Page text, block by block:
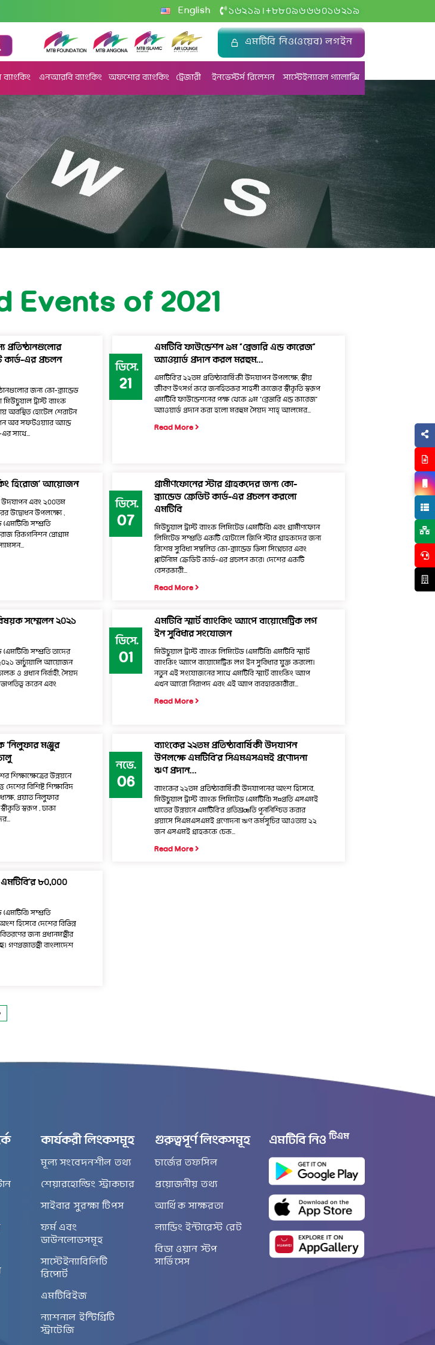
English ১৬২১৯ +৮৮০৯৬৬৬০১৬২১৯
এমটিবি নিও(ওয়েব) লগইন
এনআরবি ব্যাংকিং অফশোর ব্যাংকিং ট্রেজারী ইনভেস্টর্স রিলেশন সাস্টেইন্যাবল গ্যালাক্সি
Events of 2021
প্রতিষ্ঠানগুলোর
কার্ড-এর প্রচলন
জন্য কো-ব্র্যান্ডেড
ট্রাস্ট ব্যাংক
অবস্থিত হোটেল শেরাটন
অব সফটওয়্যার অ্যান্ড
সাথে...
ডিসে.
21
এমটিবি ফাউন্ডেশন ৯ম “ব্রেভারি এন্ড কারেজ”
অ্যাওয়ার্ড প্রদান করল মরহুম...
এমটিবি’র ২২তম প্রতিষ্ঠাবার্ষিকী উদযাপন উপলক্ষে, স্বীয়
জীবণ উৎসর্গ করে জনহিতকর সাহসী কাজের স্বীকৃতি স্বরূপ
এমটিবি ফাউন্ডেশনের পক্ষ থেকে ৯ম “ব্রেভারি এন্ড কারেজ”
অ্যাওয়ার্ড প্রদান করা হলো মরহুম সৈয়দ শাহ্ আলমের...
Read More
হিরোজ’ আয়োজন
উদযাপন এবং ২০০তম
উদ্বোধন উপলক্ষ্যে ,
(এমটিবি) সম্প্রতি
রিকগনিশন প্রোগ্রাম
ডিসে.
07
গ্রামীণফোনের স্টার গ্রাহকদের জন্য কো-
ব্র্যান্ডেড ক্রেডিট কার্ড-এর প্রচলন করলো
এমটিবি
মিউচুয়াল ট্রাস্ট ব্যাংক লিমিটেড (এমটিবি) এবং গ্রামীণফোন
লিমিটেড সম্প্রতি একটি হােটলেে জিপি স্টার গ্রাহকদের জন্য
বিশেষ সুবিধা সম্বলিত কো-ব্র্যান্ডেড ভিসা সিগ্নেচার এবং
প্লাটনিাম ক্রেডিট কার্ড-এর প্রচলন করে। দেশের একটি
বেসরকারী...
Read More
সম্মেলন ২০২১
(এমটিবি) সম্প্রতি তাদের
ভার্চ্যুয়ালি আয়োজন
ও প্রধান নির্বাহী, সৈয়দ
করেন এবং
ডিসে.
01
এমটিবি স্মার্ট ব্যাংকিং অ্যাপে বায়োমেট্রিক লগ
ইন সুবিধার সংযোজন
মিউচুয়াল ট্রাস্ট ব্যাংক লিমিটেড (এমটিবি) এমটিবি স্মার্ট
ব্যাংকিং অ্যাপে বায়োমেট্রিক লগ ইন সুবিধার যুক্ত করলো।
নতুন এই সংযোজনের সাথে এমটিবি স্মার্ট ব্যাংকিং অ্যাপ
এখন আরো নিরাপদ এবং এই অ্যাপ ব্যবহারকারীরা...
Read More
‘নিলুফার মঞ্জুর
শিক্ষাক্ষেত্রের উন্নয়নে
দেশের বিশিষ্ট শিক্ষাবিদ
প্রয়াত নিলুফার
স্বরূপ , ঢাকা
নভে.
06
ব্যাংকের ২২তম প্রতিষ্ঠাবার্ষিকী উদযাপন
উপলক্ষে এমটিবি’র সিএমএসএমই প্রণোদনা
ঋণ প্রদান...
ব্যাংকের ২২তম প্রতিষ্ঠাবার্ষিকী উদযাপনের অংশ হিসেবে,
মিউচুয়াল ট্রাস্ট ব্যাংক লিমিটেড (এমটিবি) স¤প্রতি এসএমই
খাতের উন্নয়নে এমটিবি’র প্রতিশ্রæতি পূননিশ্চিত করার
প্রয়াসে সিএমএসএমই প্রণোদনা ঋণ কর্মসূচির আওতায় ২২
জন এসএমই গ্রাহককে চেক...
Read More
এমটিবি’র ৮০,০০০
(এমটিবি) সম্প্রতি
হিসেবে দেশের বিভিন্ন
জন্য প্রধানমন্ত্রীর
গণপ্রজাতন্ত্রী বাংলাদেশ
কার্যকরী লিংকসমূহ
মূল্য সংবেদনশীল তথ্য
শেয়ারহোল্ডিং স্ট্রাকচার
সাইবার সুরক্ষা টিপস
ফর্ম এবং
ডাউনলোডসমূহ
সাস্টেইন্যাবিলিটি
রিপোর্ট
এমটিবিইজ
ন্যাশনাল ইন্টিগ্রিটি
স্ট্রাটেজি
গুরুত্বপূর্ণ লিংকসমূহ
চার্জের তফসিল
প্রয়োজনীয় তথ্য
আর্থিক সাক্ষরতা
ল্যান্ডিং ইন্টারেস্ট রেট
বিডা ওয়ান স্টপ
সার্ভিসেস
এমটিবি নিও টিএম